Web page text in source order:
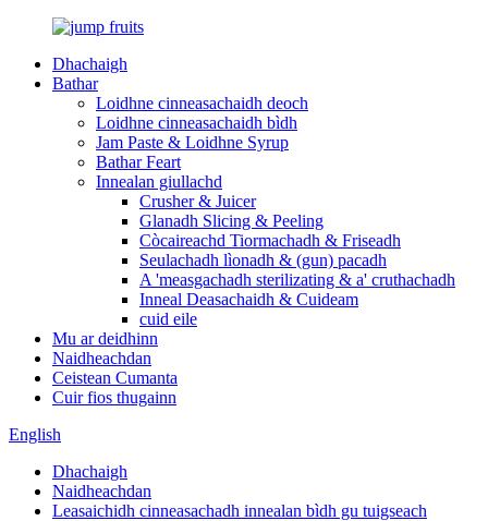
Dhachaigh
Bathar
Loidhne cinneasachaidh deoch
Loidhne cinneasachaidh bìdh
Jam Paste & Loidhne Syrup
Bathar Feart
Innealan giullachd
Crusher & Juicer
Glanadh Slicing & Peeling
Còcaireachd Tiormachadh & Friseadh
Seulachadh lìonadh & (gun) pacadh
A 'measgachadh sterilizating & a' cruthachadh
Inneal Deasachaidh & Cuideam
cuid eile
Mu ar deidhinn
Naidheachdan
Ceistean Cumanta
Cuir fios thugainn
English
Dhachaigh
Naidheachdan
Leasaichidh cinneasachadh innealan bìdh gu tuigseach